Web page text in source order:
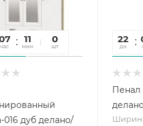
час
11
мин
26
сек
0
шт
016 дуб делано/
22
дн
Пенал